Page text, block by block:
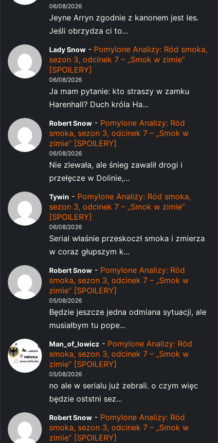
06/08/2026
Jeyne Arryn zgodnie z kanonem jest les.
Jeśli obrzydza ci to...
Lady Snow - Pomylone Analizy: Ród smoka,
sezon 3, odcinek 7 – „Smok w zimie”
[SPOILERY]
06/08/2026
Ja mam pytanie: kto straszy w zamku
Harenhall? Duch króla Ha...
Robert Snow - Pomylone Analizy: Ród
smoka, sezon 3, odcinek 7 – „Smok w
zimie” [SPOILERY]
06/08/2026
Nie zlewała, ale śnieg zawalił drogi i
przełęcze w Dolinie,...
Tywin - Pomylone Analizy: Ród smoka,
sezon 3, odcinek 7 – „Smok w zimie”
[SPOILERY]
06/08/2026
Serial właśnie przeskoczł smoka i zmierza
w coraz głupszym k...
Robert Snow - Pomylone Analizy: Ród
smoka, sezon 3, odcinek 7 – „Smok w
zimie” [SPOILERY]
05/08/2026
Będzie jeszcze jedna odmiana sytuacji, ale
musiałbym tu pope...
Man_of_lowicz - Pomylone Analizy: Ród
smoka, sezon 3, odcinek 7 – „Smok w
zimie” [SPOILERY]
05/08/2026
no ale w serialu już zebrali. o czym więc
będzie oststni sez...
Robert Snow - Pomylone Analizy: Ród
smoka, sezon 3, odcinek 7 – „Smok w
zimie” [SPOILERY]